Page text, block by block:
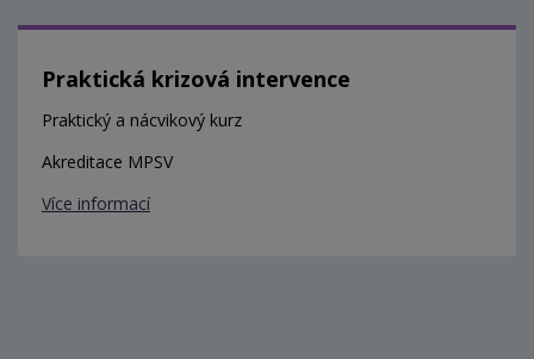
Praktická krizová intervence
Praktický a nácvikový kurz
Akreditace MPSV
Více informací